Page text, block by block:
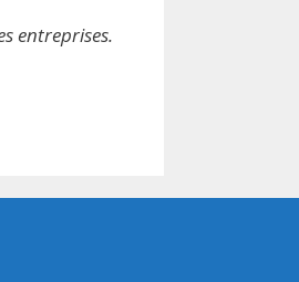
entreprises.